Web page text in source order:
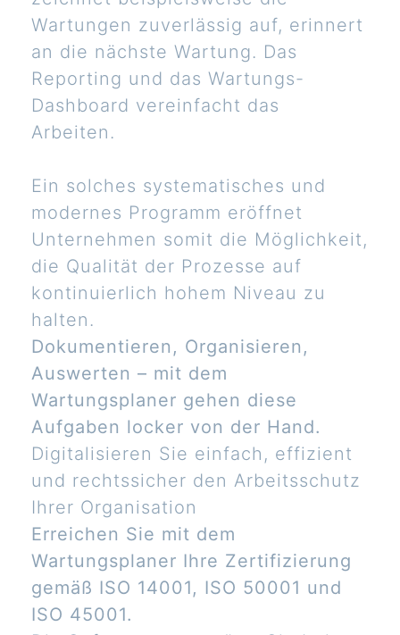
Wartungen zuverlässig auf, erinnert
an die nächste Wartung. Das
Reporting und das Wartungs-
Dashboard vereinfacht das
Arbeiten.
Ein solches systematisches und
modernes Programm eröffnet
Unternehmen somit die Möglichkeit,
die Qualität der Prozesse auf
kontinuierlich hohem Niveau zu
halten.
Dokumentieren, Organisieren,
Auswerten – mit dem
Wartungsplaner gehen diese
Aufgaben locker von der Hand.
Digitalisieren Sie einfach, effizient
und rechtssicher den Arbeitsschutz
Ihrer Organisation
Erreichen Sie mit dem
Wartungsplaner Ihre Zertifizierung
gemäß ISO 14001, ISO 50001 und
ISO 45001.